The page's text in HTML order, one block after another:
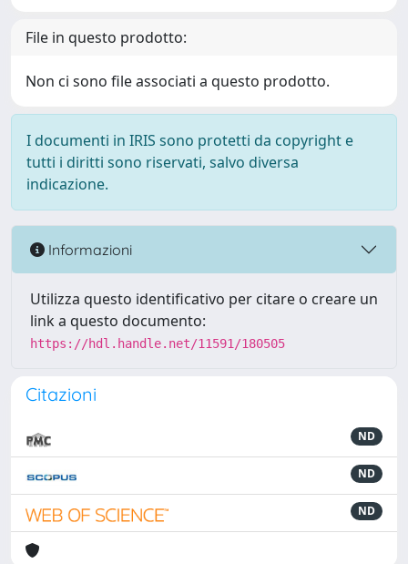
File in questo prodotto:
Non ci sono file associati a questo prodotto.
I documenti in IRIS sono protetti da copyright e
tutti i diritti sono riservati, salvo diversa
indicazione.
Informazioni
Utilizza questo identificativo per citare o creare un
link a questo documento:
https://hdl.handle.net/11591/180505
Citazioni
ND
ND
ND